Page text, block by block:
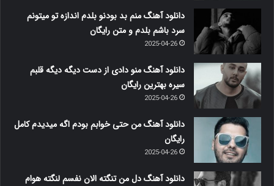
دانلود آهنگ منم بد بودنو بلدم اندازه تو میتونم
سرد باشم بلدم و متن رایگان
2025-04-26
دانلود آهنگ منو دادی از دست دیگه دیگه قلبم
سیره بهترین رایگان
2025-04-26
دانلود آهنگ من حتی خوابم بودم اگه میدیدم کامل
رایگان
2025-04-26
دانلود آهنگ دل من تنگته الان نفسم لنگته هوام